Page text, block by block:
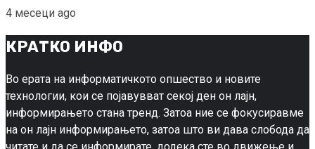
4 месеци ago
КРАТКО ИНФО
Во ерата на информатичкото опшество и новите
технологии, кои се појавувват секој ден он лајн,
информирањето стана тренд. Затоа ние се фокусиравме
на он лајн информирањето, затоа што ви дава слобода да